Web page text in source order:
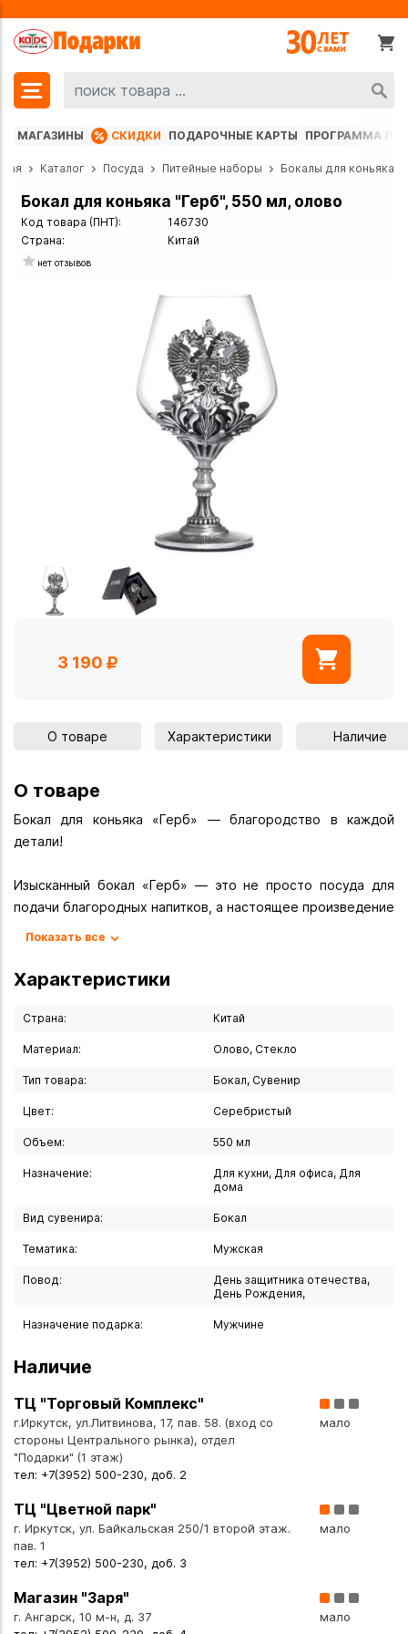
МАГАЗИНЫ СКИДКИ ПОДАРОЧНЫЕ КАРТЫ ПРОГРАММА
Каталог Посуда Питейные наборы Бокалы для коньяка
Бокал для коньяка "Герб", 550 мл, олово
Код товара (ПНТ):
146730
Страна:
Китай
нет отзывов
3 190
О товаре Характеристики Наличие
О товаре
Бокал для коньяка «Герб» — благородство в каждой
детали!
Изысканный бокал «Герб» — это не просто посуда для
подачи благородных напитков, а настоящее произведение
работа, продуманный дизайн и благородная цветовая
гамма создают неповторимый образ, достойный особого
случая.
Основные характеристики:
- Объём: 550 мл.
- Высота: 17,5 см.
- Материалы: стекло с элементами из олова.
- Цвет: благородный серебристый.
- Особенности: ручная работа, рельефная поверхность,
художественная гравировка с гербом.
- Производство: Китай.
Почему этот бокал — особенный?
детализированная гравировка с гербом придают бокалу
украшением стола.
Качество исполнения. Ручная работа гарантирует
уникальность каждого экземпляра — вы получаете не
энергетикой.
Благородные материалы. Сочетание стекла и олова в
подчёркивает статусность подарка.
Показать все
Характеристики
Страна: Китай
Материал: Олово, Стекло
Тип товара: Бокал, Сувенир
Цвет: Серебристый
Объем: 550 мл
Назначение:
Для кухни, Для офиса, Для
дома
Вид сувенира: Бокал
Тематика: Мужская
Повод:
День защитника отечества,
День Рождения,
Назначение подарка: Мужчине
Наличие
ТЦ "Торговый Комплекс"
г.Иркутск, ул.Литвинова, 17, пав. 58. (вход со
стороны Центрального рынка), отдел
"Подарки" (1 этаж)
тел: +7(3952) 500-230, доб. 2
мало
ТЦ "Цветной парк"
г. Иркутск, ул. Байкальская 250/1 второй этаж.
пав. 1
тел: +7(3952) 500-230, доб. 3
мало
Магазин "Заря"
г. Ангарск, 10 м-н, д. 37
мало